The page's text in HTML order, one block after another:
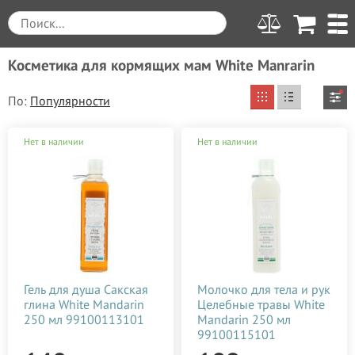
Косметика для кормящих мам White Manrarin
По:
Вы выбрали
0 125 250 500
Применить
Производитель
Weleda (Веледа)
ALGOTHERM
Для кого
Женская косметика
Тип средства
Шампунь
Нет в наличии
Гель для душа Сакская
глина White Mandarin
250 мл 99100113101
Нет в наличии
Молочко для тела и рук
Целебные травы White
Mandarin 250 мл
99100115101